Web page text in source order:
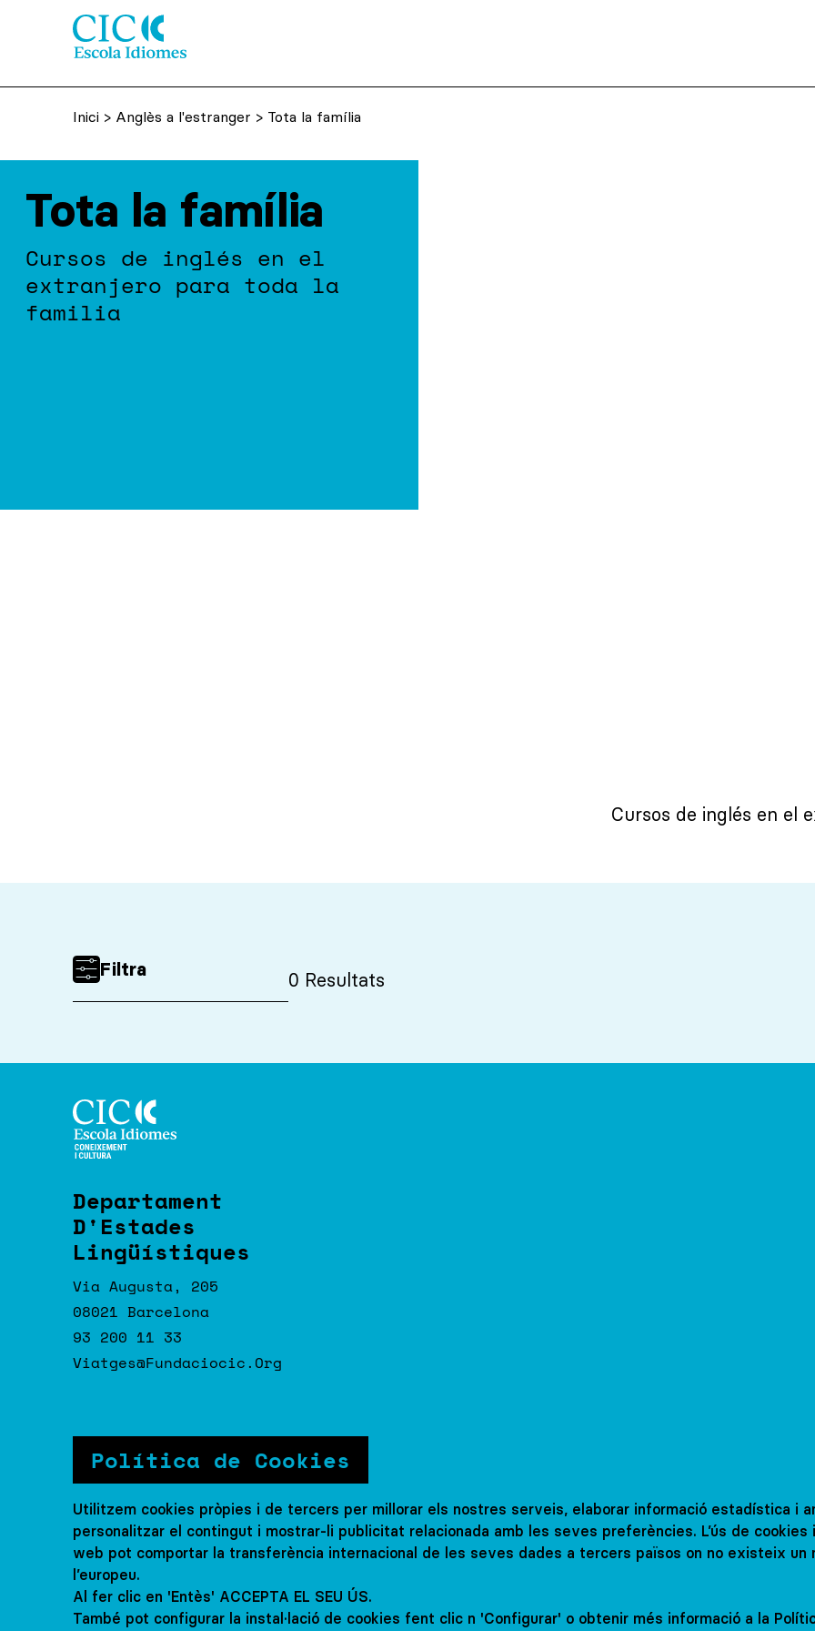
Inici > Anglès a l'estranger > Tota la família
Tota la família
Cursos de inglés en el
extranjero para toda la
familia
Cursos de inglés en el
Filtra
Idioma
0 Resultats
Departament
D'Estades
Lingüístiques
Via Augusta, 205
08021 Barcelona
93 200 11 33
Viatges@fundaciocic.org
Segueix-nos
Col·lectius i escoles
Treballa amb nosaltres
Contacta
Política de Cookies
Utilitzem cookies pròpies i de tercers per millorar els nostres serveis, elaborar informació estadística i
personalitzar el contingut i mostrar-li publicitat relacionada amb les seves preferències. L’ús de
web pot comportar la transferència internacional de les seves dades a tercers països on no existeix
l’europeu.
Al fer clic en 'Entès' ACCEPTA EL SEU ÚS.
També pot configurar la instal·lació de cookies fent clic n 'Configurar' o obtenir més informació a la